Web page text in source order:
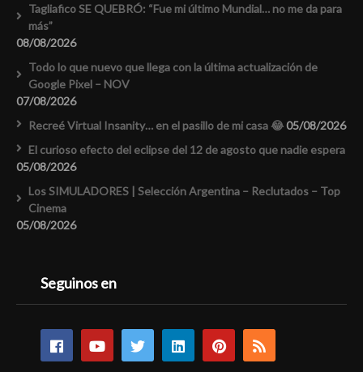
Tagliafico SE QUEBRÓ: “Fue mi último Mundial… no me da para
más”
08/08/2026
Todo lo que nuevo que llega con la última actualización de
Google Pixel – NOV
07/08/2026
Recreé Virtual Insanity… en el pasillo de mi casa 😂05/08/2026
El curioso efecto del eclipse del 12 de agosto que nadie espera
05/08/2026
Los SIMULADORES | Selección Argentina – Reclutados – Top
Cinema
05/08/2026
Seguinos en